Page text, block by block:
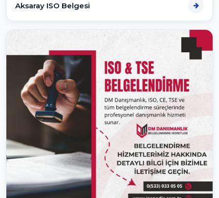
Aksaray ISO Belgesi